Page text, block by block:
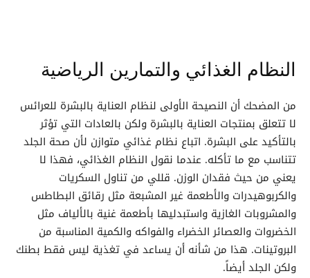
النظام الغذائي والتمارين الرياضية
من المضحك أن النصيحة الأولى لنظام العناية بالبشرة للعرائس
لا تتعلق بمنتجات العناية بالبشرة ولكن بالعادات التي تؤثر
بالتأكيد على البشرة. اتباع نظام غذائي متوازن لأن صحة الجلد
تتناسب مع ما تأكله. عندما نقول النظام الغذائي، فهذا لا
يعني من حيث فقدان الوزن. قللي من تناول السكريات
والكربوهيدرات والأطعمة غير المشبعة مثل رقائق البطاطس
والمشروبات الغازية واستبدليها بأطعمة غنية بالألياف مثل
الخضروات والعصائر الخضراء والفواكه والكمية المناسبة من
البروتينات. هذا من شأنه أن يساعد في تغذية ليس فقط بطنك
ولكن الجلد أيضاً.